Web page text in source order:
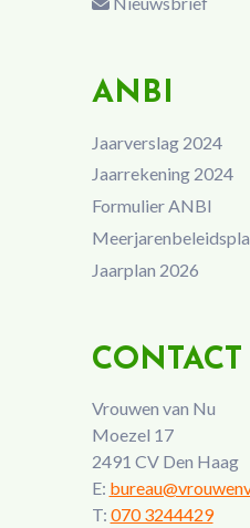
ANBI
Jaarverslag 2024
Jaarrekening 2024
Formulier ANBI
Jaarplan 2026
CONTACT
Vrouwen van Nu
Moezel 17
2491 CV Den Haag
E:
T: 070 3244429